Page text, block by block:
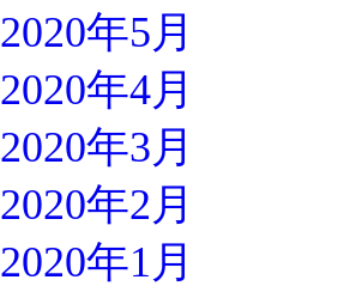
2020年5月
2020年4月
2020年3月
2020年2月
2020年1月